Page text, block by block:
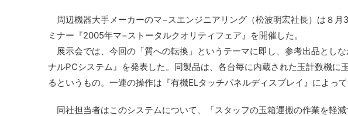
周辺機器大手メーカーのマ−スエンジニアリング（松波明宏社長）は８
ミナー『2005年マ−ストータルクオリティフェア』を開催した。
展示会では、今回の「質への転換」というテーマに即し、参考出品とし
ナルPCシステム』を発表した。同製品は、各台毎に内蔵された玉計数機に
るというもの。一連の操作は『有機ELタッチパネルディスプレイ』によって
同社担当者はこのシステムについて、「スタッフの玉箱運搬の作業を軽